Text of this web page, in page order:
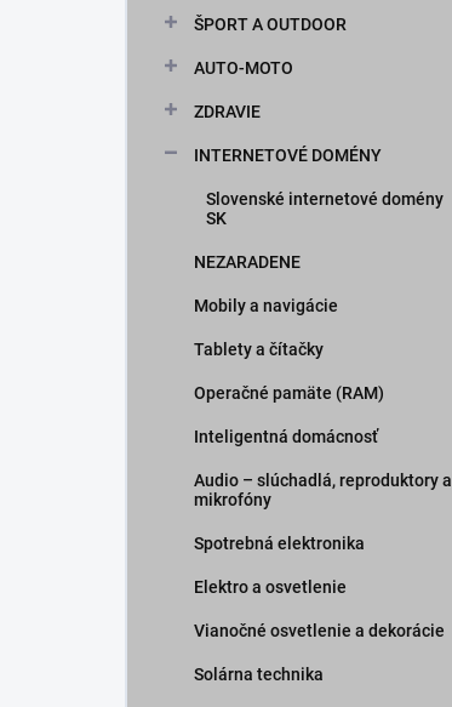
ŠPORT A OUTDOOR
AUTO-MOTO
ZDRAVIE
INTERNETOVÉ DOMÉNY
Slovenské internetové domény
SK
NEZARADENE
Mobily a navigácie
Tablety a čítačky
Operačné pamäte (RAM)
Inteligentná domácnosť
Audio – slúchadlá, reproduktory a
mikrofóny
Spotrebná elektronika
Elektro a osvetlenie
Vianočné osvetlenie a dekorácie
Solárna technika